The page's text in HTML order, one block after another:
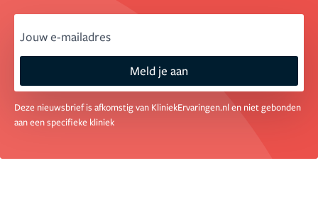
Meld je aan
Deze nieuwsbrief is afkomstig van KliniekErvaringen.nl en niet gebonden
aan een specifieke kliniek